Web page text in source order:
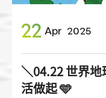
22 Apr 2025
＼04.22 世界
活做起 🩵